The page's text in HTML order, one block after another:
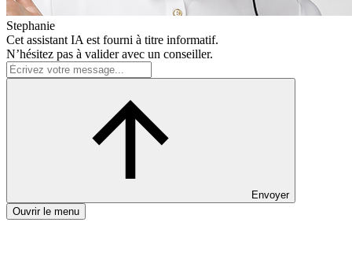
Stephanie
Cet assistant IA est fourni à titre informatif.
N’hésitez pas à valider avec un conseiller.
Envoyer
Ouvrir le menu